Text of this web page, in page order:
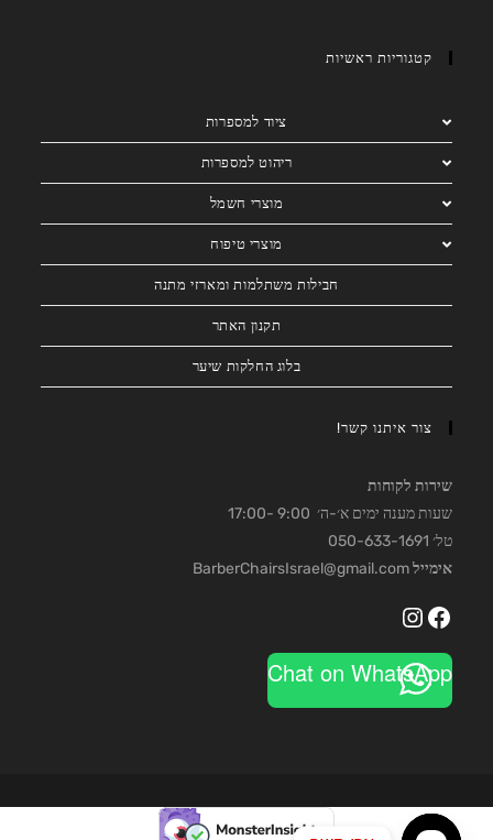
קטגוריות ראשיות
ציוד למספרות
ריהוט למספרות
מוצרי חשמל
מוצרי טיפוח
חבילות משתלמות ומארזי מתנה
תקנון האתר
בלוג החלקות שיער
צור איתנו קשר!
שירות לקוחות
שעות מענה ימים א׳-ה׳ 9:00 -17:00
טל׳ 050-633-1691
אימיילBarberChairsIsrael@gmail.com
Facebook
Instagram
Chat on WhatsApp